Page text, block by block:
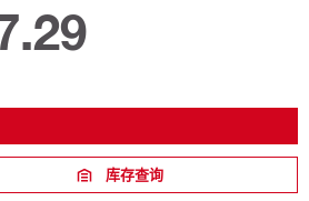
库存查询